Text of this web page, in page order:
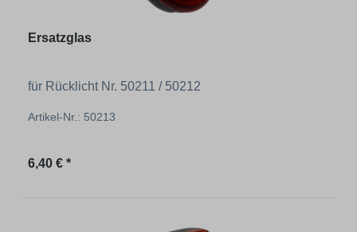
Ersatzglas
für Rücklicht Nr. 50211 / 50212
Artikel-Nr.: 50213
Regulärer Preis:
6,40 € *